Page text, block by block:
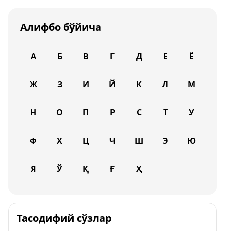
Алифбо бўйича
А Б В Г Д Е Ё
Ж З И Й К Л М
Н О П Р С Т У
Ф Х Ц Ч Ш Э Ю
Я Ў Қ Ғ Ҳ
Тасодифий сўзлар